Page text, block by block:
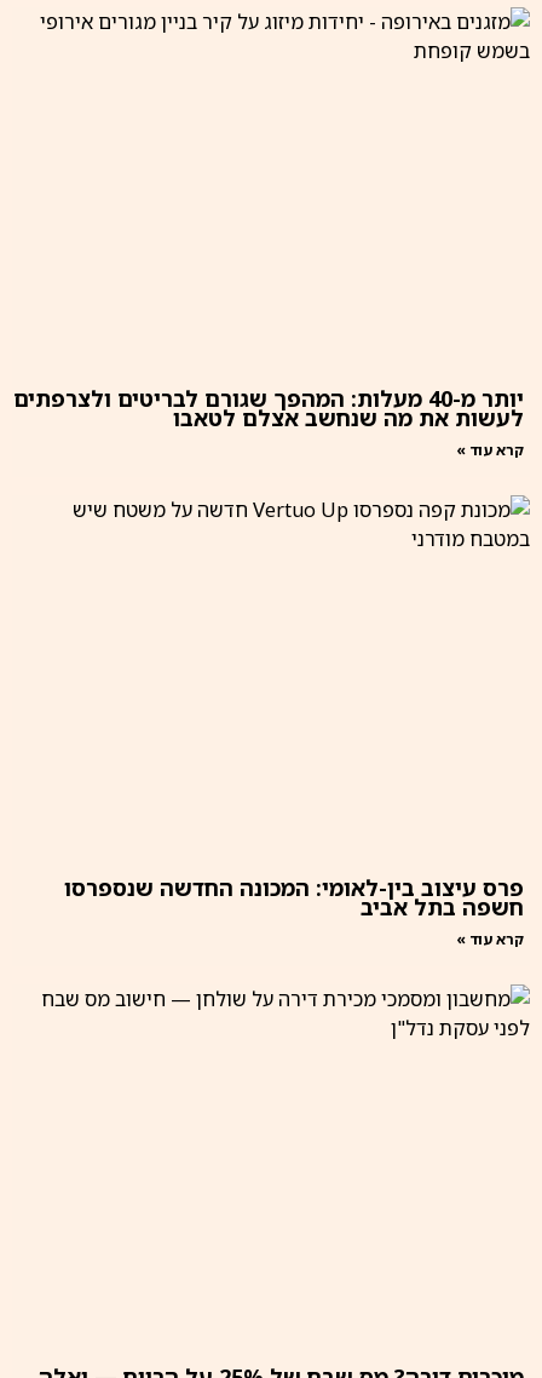
יותר מ-40 מעלות: המהפך שגורם לבריטים ולצרפתים
לעשות את מה שנחשב אצלם לטאבו
קרא עוד »
פרס עיצוב בין-לאומי: המכונה החדשה שנספרסו
חשפה בתל אביב
קרא עוד »